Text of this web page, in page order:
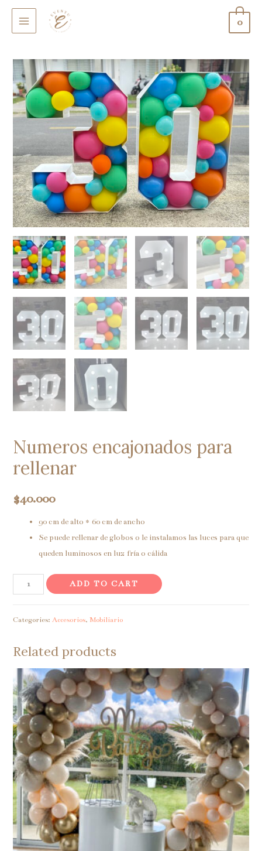
MAIN
0
Numeros encajonados para
rellenar
$40.000
90 cm de alto * 60 cm de ancho
Se puede rellenar de globos o le instalamos las luces para que
queden luminosos en luz fría o cálida
Numeros
encajonados
quantity
ADD TO CART
Categories:Accesorios,Mobiliario
Related products